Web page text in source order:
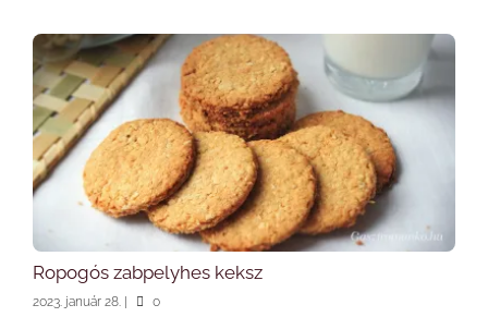
Ropogós zabpelyhes keksz
2023. január 28. 0